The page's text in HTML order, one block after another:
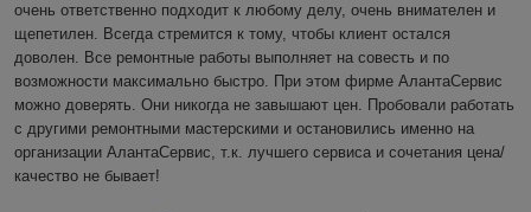
очень ответственно подходит к любому делу, очень внимателен и
щепетилен. Всегда стремится к тому, чтобы клиент остался
доволен. Все ремонтные работы выполняет на совесть и по
возможности максимально быстро. При этом фирме АлантаСервис
можно доверять. Они никогда не завышают цен. Пробовали работать
с другими ремонтными мастерскими и остановились именно на
организации АлантаСервис, т.к. лучшего сервиса и сочетания цена/
качество не бывает!